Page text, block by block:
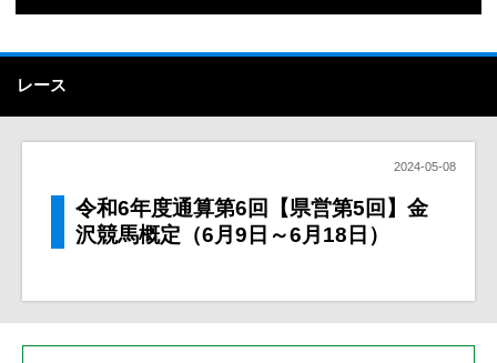
レース
2024-05-08
令和6年度通算第6回【県営第5回】金
沢競馬概定（6月9日～6月18日）